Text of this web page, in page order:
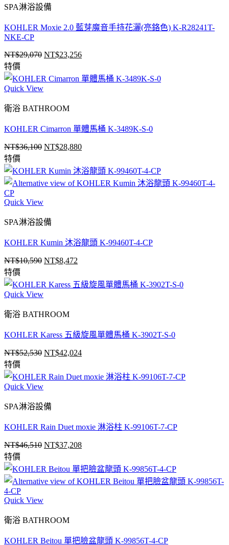
SPA淋浴設備
KOHLER Moxie 2.0 藍芽魔音手持花灑(亮鉻色) K-R28241T-
NKE-CP
NT$29,070 原
價
NT$29,070。
NT$23,256目
價
特價
Quick View
衛浴 BATHROOM
KOHLER Cimarron 單體馬桶 K-3489K-S-0
NT$36,100 原
價
格：
NT$28,880目
價
格：
特價
Quick View
SPA淋浴設備
KOHLER Kumin 沐浴龍頭 K-99460T-4-CP
NT$10,590 原
價
NT$10,590。
NT$8,472目
價
特價
Quick View
衛浴 BATHROOM
KOHLER Karess 五級旋風單體馬桶 K-3902T-S-0
NT$52,530 原
價
NT$52,530。
NT$42,024目
價
特價
Quick View
SPA淋浴設備
KOHLER Rain Duet moxie 淋浴柱 K-99106T-7-CP
NT$46,510 原
價
格：
NT$37,208目
價
格：
特價
Quick View
衛浴 BATHROOM
KOHLER Beitou 單把臉盆龍頭 K-99856T-4-CP